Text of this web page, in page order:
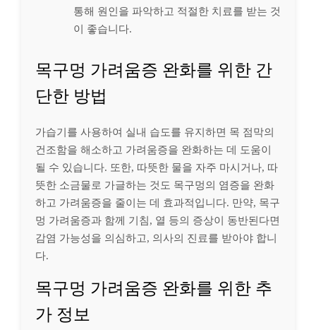
통해 원인을 파악하고 적절한 치료를 받는 것
이 좋습니다.
목구멍 가려움증 완화를 위한 간
단한 방법
가습기를 사용하여 실내 습도를 유지하면 목 점막의
건조함을 해소하고 가려움증을 완화하는 데 도움이
될 수 있습니다. 또한, 따뜻한 물을 자주 마시거나, 따
뜻한 소금물로 가글하는 것도 목구멍의 염증을 완화
하고 가려움증을 줄이는 데 효과적입니다. 만약, 목구
멍 가려움증과 함께 기침, 열 등의 증상이 동반된다면
감염 가능성을 의심하고, 의사의 진료를 받아야 합니
다.
목구멍 가려움증 완화를 위한 추
가 정보